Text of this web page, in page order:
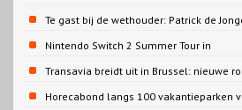
Te gast bij de wethouder: Patrick de
Gemeente Emmen
Nintendo Switch 2 Summer Tour in
Slagharen
Transavia breidt uit in Brussel: nieuwe
naar Porto
Horecabond langs 100 vakantieparken